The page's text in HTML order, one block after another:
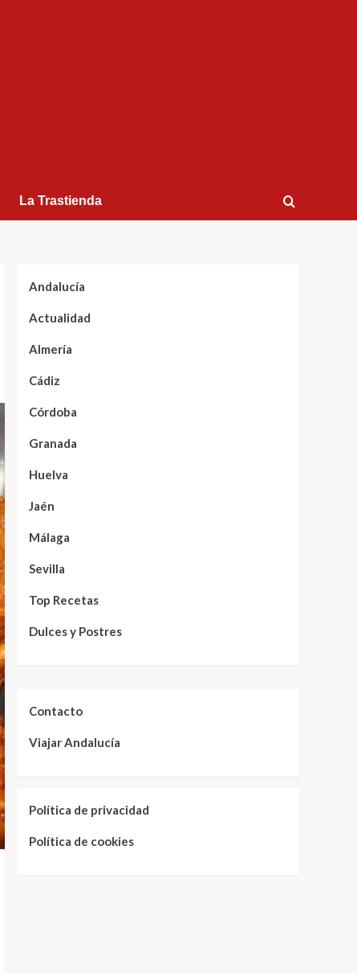
La Trastienda
Andalucía
Actualidad
Almería
Cádiz
Córdoba
Granada
Huelva
Jaén
Málaga
Sevilla
Top Recetas
Dulces y Postres
Contacto
Viajar Andalucía
Política de privacidad
Política de cookies